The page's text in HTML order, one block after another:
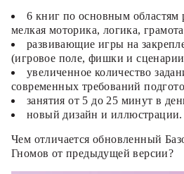
6 книг по основным областям
мелкая моторика, логика,
развивающие игры на
(игровое поле, фишки и
увеличенное количество
современных требований
занятия от 5 до 25 минут в
новый дизайн и иллюстрации.
Чем отличается обновленный
Гномов от предыдущей версии?